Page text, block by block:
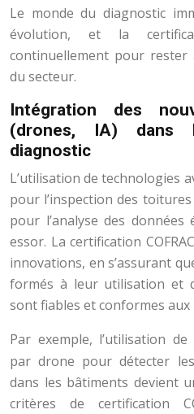
Le monde du diagnostic
évolution, et la
continuellement pour rester
du secteur.
Intégration des
(drones, IA) dans
diagnostic
L’utilisation de technologies
pour l’inspection des
pour l’analyse des
essor. La certification
innovations, en s’assurant
formés à leur utilisation et
sont fiables et conformes
Par exemple, l’utilisation de
par drone pour détecter
dans les bâtiments devient
critères de certification